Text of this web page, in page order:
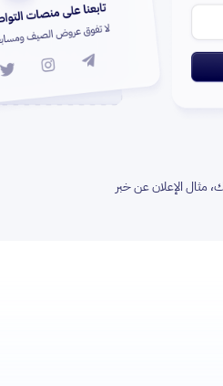
الإعلان عن خبر